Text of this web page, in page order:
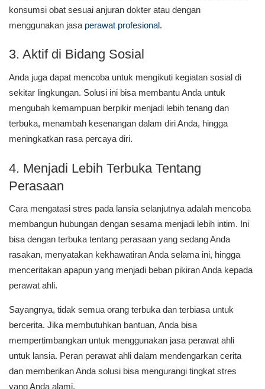
konsumsi obat sesuai anjuran dokter atau dengan
menggunakan jasa perawat profesional.
3. Aktif di Bidang Sosial
Anda juga dapat mencoba untuk mengikuti kegiatan sosial di
sekitar lingkungan. Solusi ini bisa membantu Anda untuk
mengubah kemampuan berpikir menjadi lebih tenang dan
terbuka, menambah kesenangan dalam diri Anda, hingga
meningkatkan rasa percaya diri.
4. Menjadi Lebih Terbuka Tentang
Perasaan
Cara mengatasi stres pada lansia selanjutnya adalah mencoba
membangun hubungan dengan sesama menjadi lebih intim. Ini
bisa dengan terbuka tentang perasaan yang sedang Anda
rasakan, menyatakan kekhawatiran Anda selama ini, hingga
menceritakan apapun yang menjadi beban pikiran Anda kepada
perawat ahli.
Sayangnya, tidak semua orang terbuka dan terbiasa untuk
bercerita. Jika membutuhkan bantuan, Anda bisa
mempertimbangkan untuk menggunakan jasa perawat ahli
untuk lansia. Peran perawat ahli dalam mendengarkan cerita
dan memberikan Anda solusi bisa mengurangi tingkat stres
yang Anda alami.